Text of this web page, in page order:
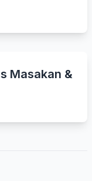
Masakan &